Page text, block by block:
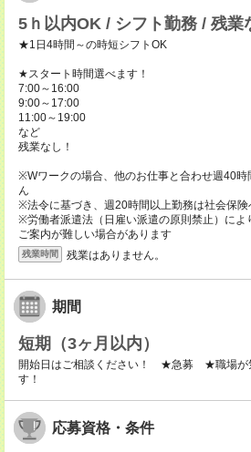
5ｈ以内OK / シフト勤務 / 残業
★1日4時間～の時短シフトOK
★スタート時間選べます！
7:00～16:00
9:00～17:00
11:00～19:00
など
残業なし！
※Wワークの場合、他のお仕事と合わせ週40
ん
※法令に基づき、週20時間以上勤務は社会保
※労働者派遣法（日雇い派遣の原則禁止）によ
ご案内が難しい場合があります
残業時間 残業はありません。
期間
短期（3ヶ月以内）
開始日はご相談ください！ ★急募 ★職場が
す！
応募資格・条件